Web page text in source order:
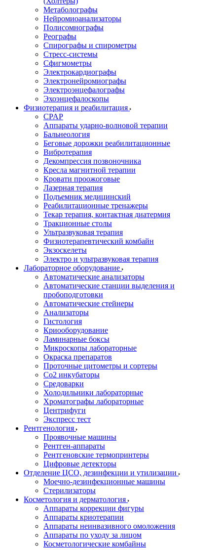
Метаболографы
Нейромиоанализаторы
Полисомнографы
Реографы
Спирографы и спирометры
Стресс-системы
Сфигмометры
Электрокардиографы
Электронейромиографы
Электроэнцефалографы
Эхоэнцефалоскопы
Физиотерапия и реабилитация
CPAP
Аппараты ударно-волновой терапии
Бальнеология
Беговые дорожки реабилитационные
Вибротерапия
Декомпрессия позвоночника
Кресла магнитной терапии
Кровати проожоговые
Лазерная терапия
Подъемник медицинский
Реабилитационные тренажеры
Текар терапия, контактная диатермия
Тракционные столы
Ультразвуковая терапия
Физиотерапевтический комбайн
Экзоскелеты
Электро и ультразвуковая терапия
Лабораторное оборудование
Автоматические анализаторы
Автоматические станции выделения и
пробоподготовки
Автоматические стейнеры
Анализаторы
Гистология
Криооборудование
Ламинарные боксы
Микроскопы лабораторные
Окраска препаратов
Проточные цитометры и сортеры
Со2 инкубаторы
Средоварки
Холодильники лабораторные
Хроматографы лабораторные
Центрифуги
Экспресс тест
Рентгенология
Проявочные машины
Рентген-аппараты
Рентгеновские термопринтеры
Цифровые детекторы
Отделение ЦСО, дезинфекции и утилизации
Моечно-дезинфекционные машины
Стерилизаторы
Косметология и дерматология
Аппараты коррекции фигуры
Аппараты криотерапии
Аппараты неинвазивного омоложения
Аппараты по уходу за лицом
Косметологические комбайны